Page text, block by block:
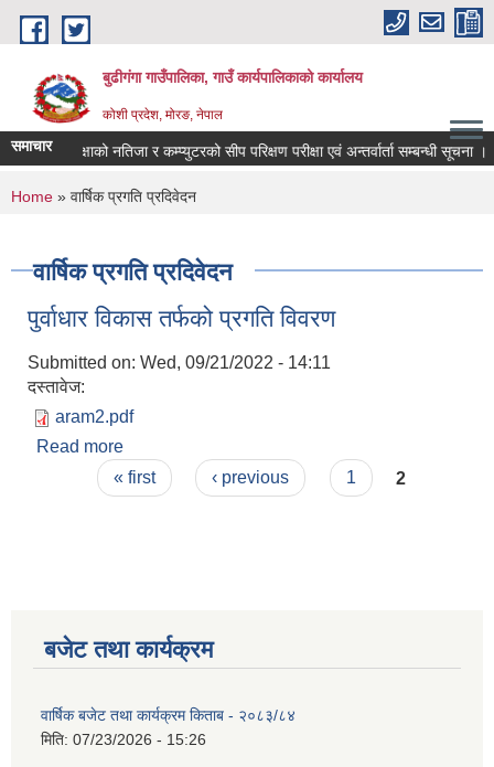
Skip to main content
बुढीगंगा गाउँपालिका, गाउँ कार्यपालिकाको कार्यालय
कोशी प्रदेश, मोरङ, नेपाल
समाचार
लिखित परीक्षाको नतिजा र कम्प्युटरको सीप परिक्षण परीक्षा एवं अन्तर्वार्ता सम्बन्धी सूचना ।
You are here
Home » वार्षिक प्रगति प्रदिवेदन
वार्षिक प्रगति प्रदिवेदन
पुर्वाधार विकास तर्फको प्रगति विवरण
Submitted on: Wed, 09/21/2022 - 14:11
दस्तावेज:
aram2.pdf
Read more
Pages« first ‹ previous 1 2
बजेट तथा कार्यक्रम
वार्षिक बजेट तथा कार्यक्रम किताब - २०८३/८४
मिति: 07/23/2026 - 15:26